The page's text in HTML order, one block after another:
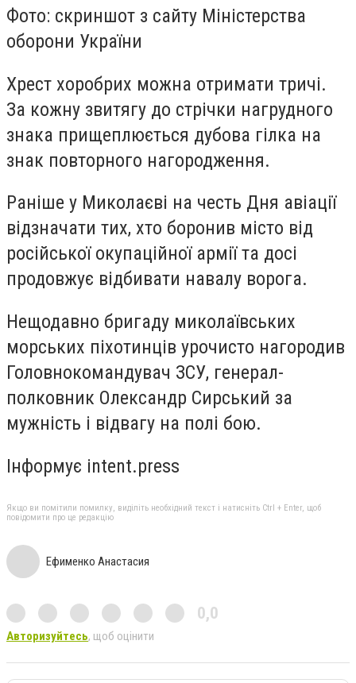
Фото: скриншот з сайту Міністерства
оборони України
Хрест хоробрих можна отримати тричі.
За кожну звитягу до стрічки нагрудного
знака прищеплюється дубова гілка на
знак повторного нагородження.
Раніше у Миколаєві на честь Дня авіації
відзначати тих, хто боронив місто від
російської окупаційної армії та досі
продовжує відбивати навалу ворога.
Нещодавно бригаду миколаївських
морських піхотинців урочисто нагородив
Головнокомандувач ЗСУ, генерал-
полковник Олександр Сирський за
мужність і відвагу на полі бою.
Інформує intent.press
Якщо ви помітили помилку, виділіть необхідний текст і натисніть Ctrl + Enter, щоб
повідомити про це редакцію
Ефименко Анастасия
0,0
Авторизуйтесь, щоб оцінити